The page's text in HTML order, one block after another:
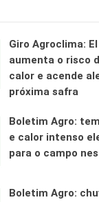
Giro Agroclima:
aumenta o risco
calor e acende
próxima safra
Boletim Agro:
e calor intenso
para o campo
Boletim Agro: